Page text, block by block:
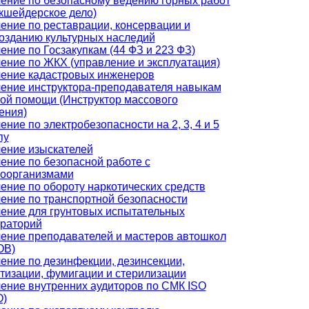
дело)
по реставрации, консервации и
культурных наследий
по Госзакупкам (44 ФЗ и 223 ФЗ)
по ЖКХ (управление и эксплуатация)
кадастровых инженеров
инструктора-преподавателя навыкам
помощи (Инструктор массового
по электробезопасности на 2, 3, 4 и 5
изыскателей
по безопасной работе с
по обороту наркотических средств
по транспортной безопасности
для грунтовых испытательных
преподавателей и мастеров автошкол
по дезинфекции, дезинсекции,
фумигации и стерилизации
внутренних аудиторов по СМК ISO